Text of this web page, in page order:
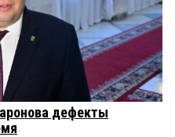
дефекты